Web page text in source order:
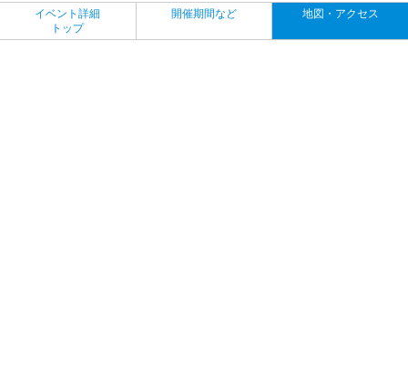
イベント詳細
トップ
開催期間など 地図・アクセス